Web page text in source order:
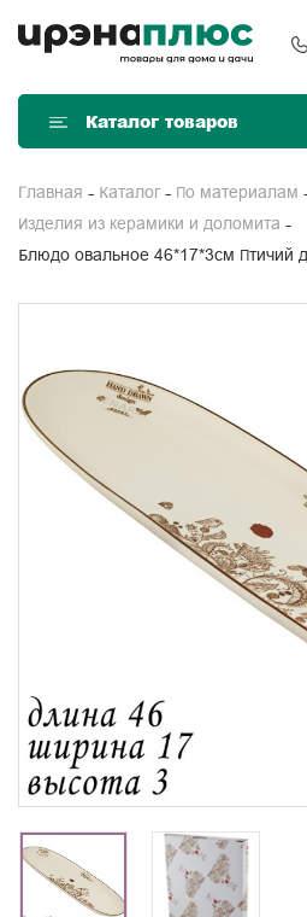
Каталог товаров
Главная Каталог По материалам
Изделия из керамики и доломита
Блюдо овальное 46*17*3см Птичий